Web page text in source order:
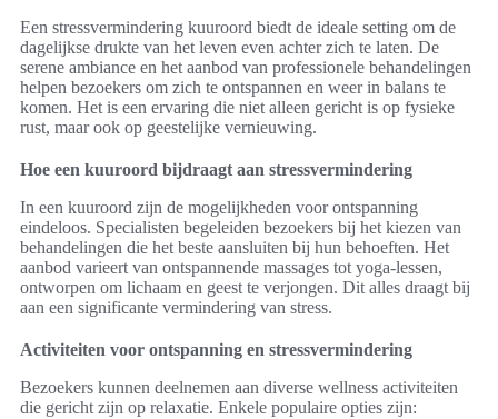
Een stressvermindering kuuroord biedt de ideale setting om de
dagelijkse drukte van het leven even achter zich te laten. De
serene ambiance en het aanbod van professionele behandelingen
helpen bezoekers om zich te ontspannen en weer in balans te
komen. Het is een ervaring die niet alleen gericht is op fysieke
rust, maar ook op geestelijke vernieuwing.
Hoe een kuuroord bijdraagt aan stressvermindering
In een kuuroord zijn de mogelijkheden voor ontspanning
eindeloos. Specialisten begeleiden bezoekers bij het kiezen van
behandelingen die het beste aansluiten bij hun behoeften. Het
aanbod varieert van ontspannende massages tot yoga-lessen,
ontworpen om lichaam en geest te verjongen. Dit alles draagt bij
aan een significante vermindering van stress.
Activiteiten voor ontspanning en stressvermindering
Bezoekers kunnen deelnemen aan diverse wellness activiteiten
die gericht zijn op relaxatie. Enkele populaire opties zijn: